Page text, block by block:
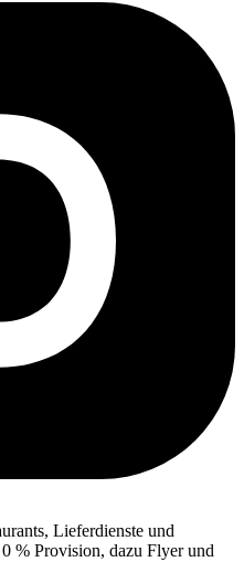
Lieferdienste und
% Provision, dazu Flyer und